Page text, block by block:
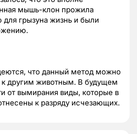
мышь-клон прожила
для грызуна жизнь и были
что данный метод можно
к другим животным. В будущем
от вымирания виды, которые в
к разряду исчезающих.